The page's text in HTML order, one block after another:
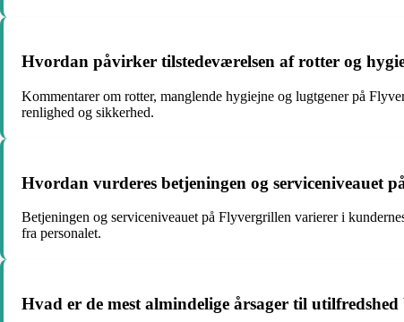
Hvordan påvirker tilstedeværelsen af rotter og
Kommentarer om rotter, manglende hygiejne og lugtgener på
renlighed og sikkerhed.
Hvordan vurderes betjeningen og serviceniveauet
Betjeningen og serviceniveauet på Flyvergrillen varierer i
fra personalet.
Hvad er de mest almindelige årsager til